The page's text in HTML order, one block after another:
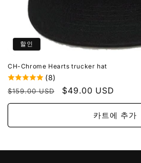
할인
CH-Chrome Hearts trucker hat
(8)
정
가
$159.00 USD
할
인
$49.00 USD
카트에 추가